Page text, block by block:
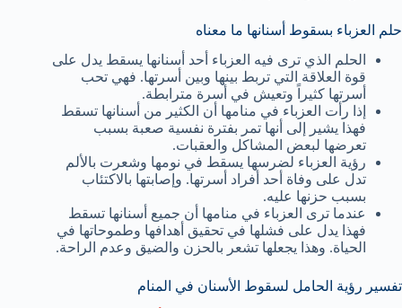
حلم العزباء بسقوط أسنانها ما معناه
الحلم الذي ترى فيه العزباء أحد أسنانها يسقط يدل على
قوة العلاقة التي تربط بينها وبين أسرتها. فهي تحب
أسرتها كثيراً وتعيش في أسرة مترابطة.
إذا رأت العزباء في منامها أن الكثير من أسنانها تسقط
فهذا يشير إلى أنها تمر بفترة نفسية صعبة بسبب
تعرضها لبعض المشاكل والعقبات.
رؤية العزباء لضرسها يسقط في نومها وشعرت بالألم
تدل على وفاة أحد أفراد أسرتها. وإصابتها بالاكتئاب
بسبب حزنها عليه.
عندما ترى العزباء في منامها أن جميع أسنانها تسقط
فهذا يدل على فشلها في تحقيق أهدافها وطموحاتها في
الحياة. وهذا يجعلها تشعر بالحزن والضيق وعدم الراحة.
تفسير رؤية الحامل لسقوط الأسنان في المنام